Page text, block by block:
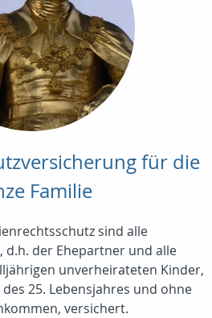
für die
Familie
sind alle
d.h. der Ehepartner und alle
unverheirateten Kinder,
25. Lebensjahres und ohne
versichert.